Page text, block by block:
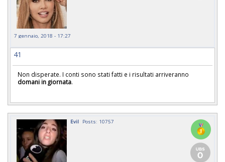
7 gennaio, 2018 - 17:27
41
Non disperate. I conti sono stati fatti e i risultati arriveranno
domani in giornata.
Evil Posts: 10757